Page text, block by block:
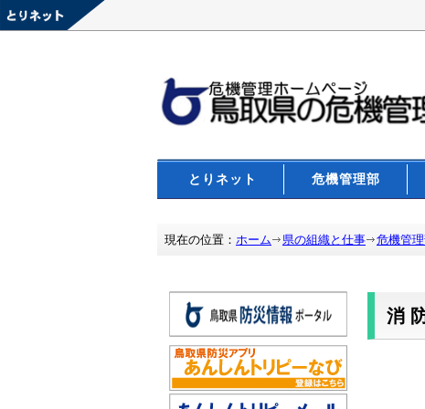
とりネット 危機管理部
現在の位置： ホーム 県の組織と仕事 危機管
消